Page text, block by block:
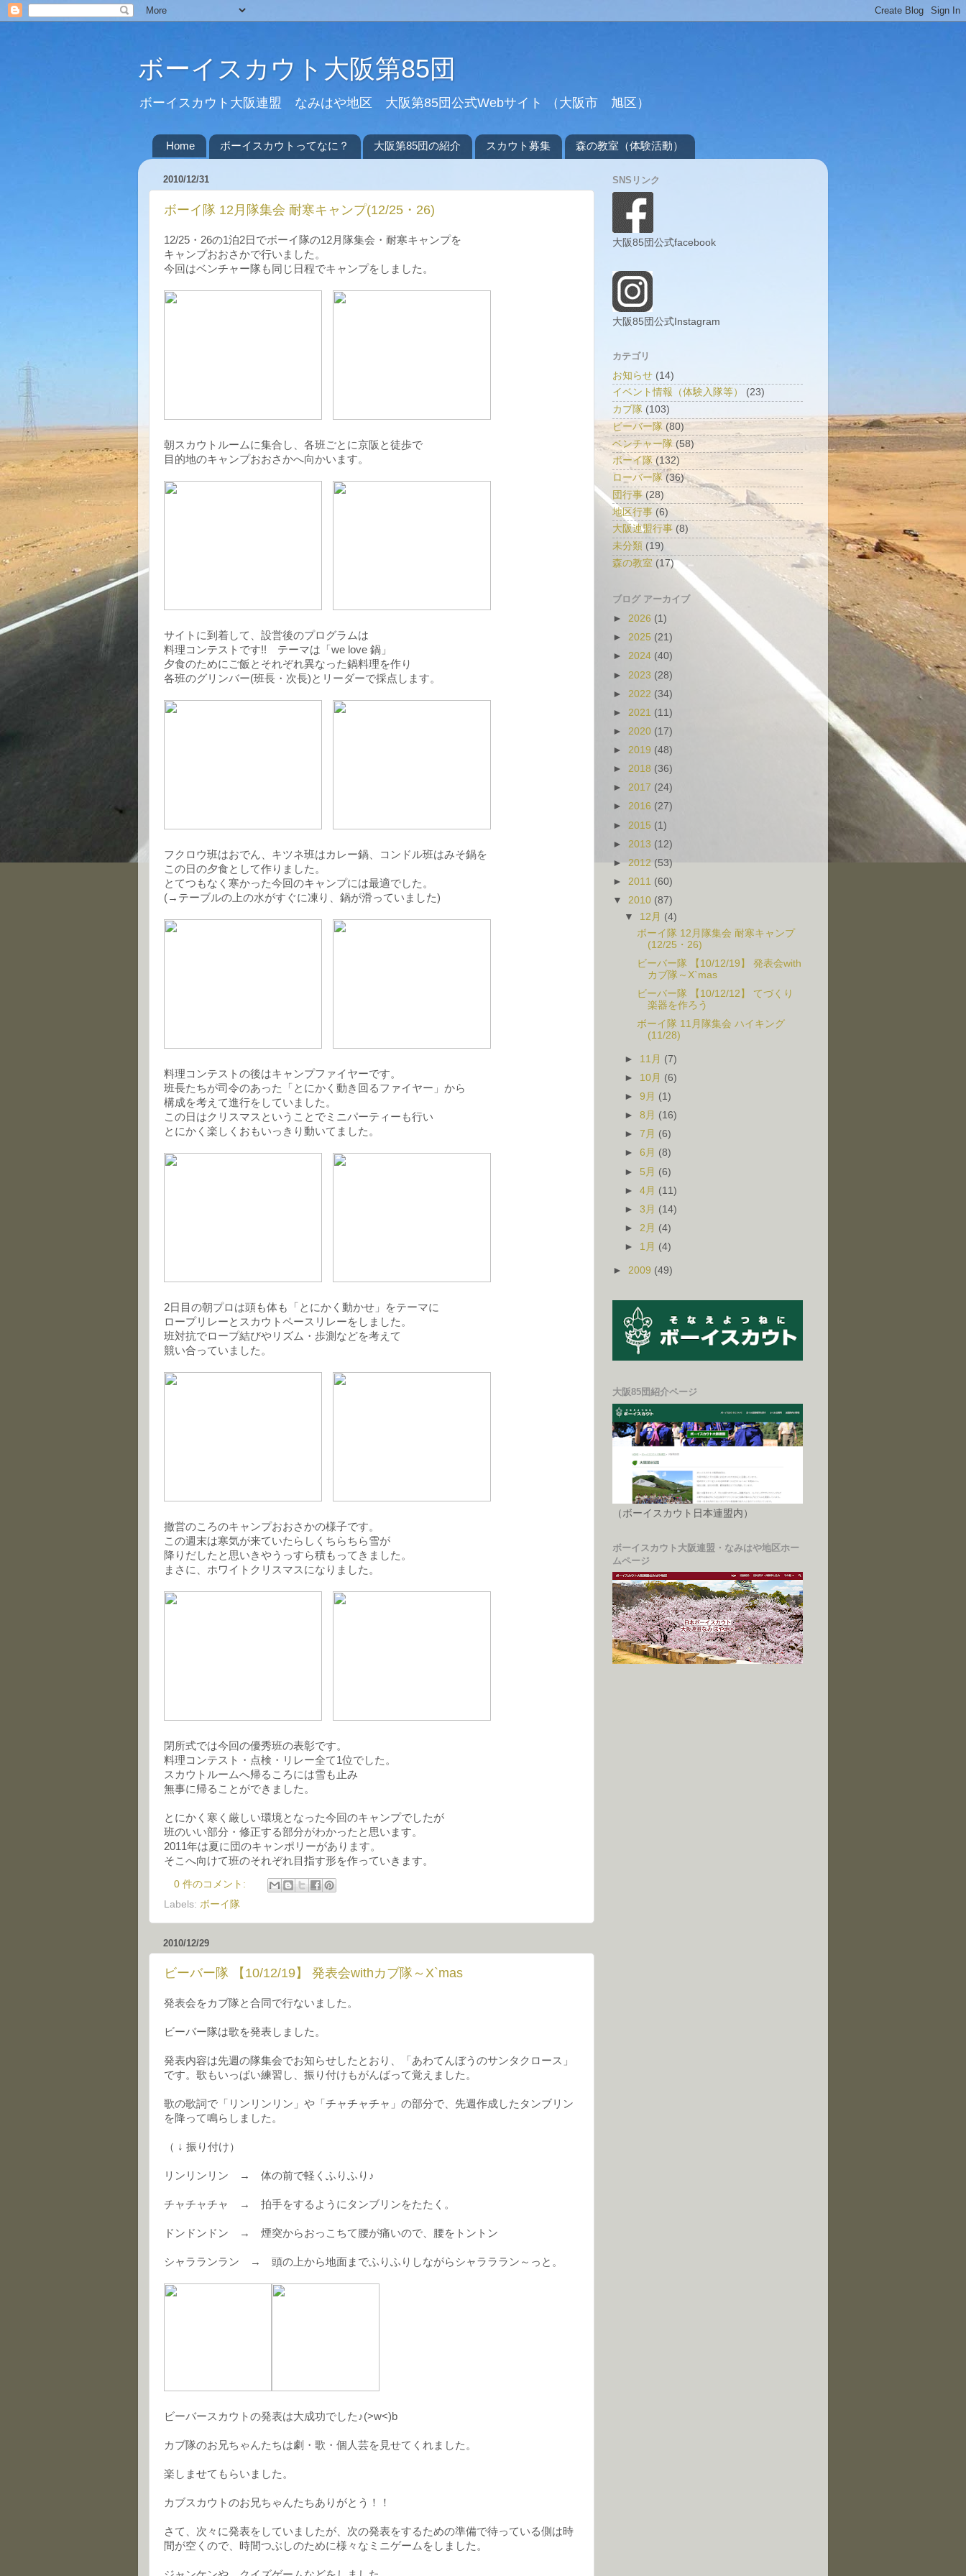
ボーイスカウト大阪第85団
ボーイスカウト大阪連盟 なみはや地区 大阪第85団公式Webサイト （大阪市 旭区）
Home ボーイスカウトってなに？ 大阪第85団の紹介 スカウト募集 森の教室（体験活動）
2010/12/31
ボーイ隊 12月隊集会 耐寒キャンプ(12/25・26)
12/25・26の1泊2日でボーイ隊の12月隊集会・耐寒キャンプを
キャンプおおさかで行いました。
今回はベンチャー隊も同じ日程でキャンプをしました。
朝スカウトルームに集合し、各班ごとに京阪と徒歩で
目的地のキャンプおおさかへ向かいます。
サイトに到着して、設営後のプログラムは
料理コンテストです!! テーマは「we love 鍋」
夕食のためにご飯とそれぞれ異なった鍋料理を作り
各班のグリンバー(班長・次長)とリーダーで採点します。
フクロウ班はおでん、キツネ班はカレー鍋、コンドル班はみそ鍋を
この日の夕食として作りました。
とてつもなく寒かった今回のキャンプには最適でした。
(→テーブルの上の水がすぐに凍り、鍋が滑っていました)
料理コンテストの後はキャンプファイヤーです。
班長たちが司令のあった「とにかく動き回るファイヤー」から
構成を考えて進行をしていました。
この日はクリスマスということでミニパーティーも行い
とにかく楽しくおもいっきり動いてました。
2日目の朝プロは頭も体も「とにかく動かせ」をテーマに
ロープリレーとスカウトペースリレーをしました。
班対抗でロープ結びやリズム・歩測などを考えて
競い合っていました。
撤営のころのキャンプおおさかの様子です。
この週末は寒気が来ていたらしくちらちら雪が
降りだしたと思いきやうっすら積もってきました。
まさに、ホワイトクリスマスになりました。
閉所式では今回の優秀班の表彰です。
料理コンテスト・点検・リレー全て1位でした。
スカウトルームへ帰るころには雪も止み
無事に帰ることができました。
とにかく寒く厳しい環境となった今回のキャンプでしたが
班のいい部分・修正する部分がわかったと思います。
2011年は夏に団のキャンポリーがあります。
そこへ向けて班のそれぞれ目指す形を作っていきます。
0 件のコメント:
Labels: ボーイ隊
2010/12/29
ビーバー隊 【10/12/19】 発表会withカブ隊～X`mas
発表会をカブ隊と合同で行ないました。
ビーバー隊は歌を発表しました。
発表内容は先週の隊集会でお知らせしたとおり、「あわてんぼうのサンタクロース」
です。歌もいっぱい練習し、振り付けもがんばって覚えました。
歌の歌詞で「リンリンリン」や「チャチャチャ」の部分で、先週作成したタンブリン
を降って鳴らしました。
（ ↓ 振り付け）
リンリンリン → 体の前で軽くふりふり♪
チャチャチャ → 拍手をするようにタンブリンをたたく。
ドンドンドン → 煙突からおっこちて腰が痛いので、腰をトントン
シャラランラン → 頭の上から地面までふりふりしながらシャラララン～っと。
ビーバースカウトの発表は大成功でした♪(>w<)b
カブ隊のお兄ちゃんたちは劇・歌・個人芸を見せてくれました。
楽しませてもらいました。
カブスカウトのお兄ちゃんたちありがとう！！
さて、次々に発表をしていましたが、次の発表をするための準備で待っている側は時
間が空くので、時間つぶしのために様々なミニゲームをしました。
SNSリンク
大阪85団公式facebook
大阪85団公式Instagram
カテゴリ
お知らせ (14)
イベント情報（体験入隊等）
(23)
カブ隊 (103)
ビーバー隊 (80)
ベンチャー隊 (58)
ボーイ隊 (132)
ローバー隊 (36)
団行事 (28)
地区行事 (6)
大阪連盟行事 (8)
未分類 (19)
森の教室 (17)
ブログ アーカイブ
► 2026 (1)
► 2025 (21)
► 2024 (40)
► 2023 (28)
► 2022 (34)
► 2021 (11)
► 2020 (17)
► 2019 (48)
► 2018 (36)
► 2017 (24)
► 2016 (27)
► 2015 (1)
► 2013 (12)
► 2012 (53)
► 2011 (60)
▼ 2010 (87)
▼ 12月 (4)
ボーイ隊 12月隊集会 耐寒キャンプ
(12/25・26)
ビーバー隊 【10/12/19】 発表会with
カブ隊～X`mas
ビーバー隊 【10/12/12】 てづくり
楽器を作ろう
ボーイ隊 11月隊集会 ハイキング
(11/28)
► 11月 (7)
► 10月 (6)
►9月 (1)
►8月 (16)
►7月 (6)
►6月 (8)
► 5月 (6)
►4月 (11)
►3月 (14)
► 2月 (4)
► 1月 (4)
► 2009 (49)
大阪85団紹介ページ
（ボーイスカウト日本連盟内）
ボーイスカウト大阪連盟・なみはや地区ホー
ムページ